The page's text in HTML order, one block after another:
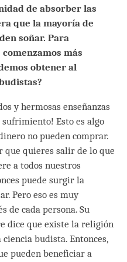
de absorber las
que la mayoría de
soñar. Para
más
obtener al
y hermosas enseñanzas
Esto es algo
no pueden comprar.
que quieres salir de lo que
a todos nuestros
puede surgir la
Pero eso es muy
de cada persona. Su
dice que existe la religión
budista. Entonces,
pueden beneficiar a